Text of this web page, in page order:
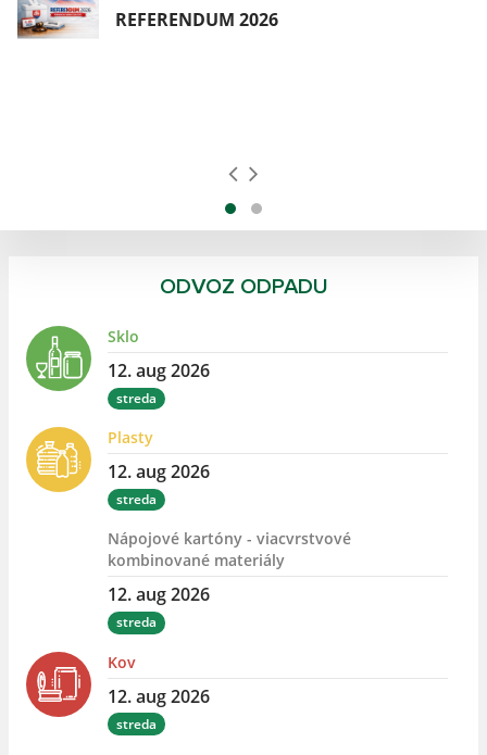
REFERENDUM 2026
ODVOZ ODPADU
Sklo
12. aug 2026
streda
Plasty
12. aug 2026
streda
Nápojové kartóny - viacvrstvové
kombinované materiály
12. aug 2026
streda
Kov
12. aug 2026
streda